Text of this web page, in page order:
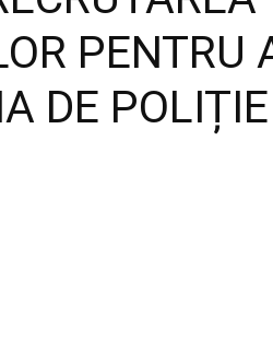
PENTRU
DE POLIȚIE